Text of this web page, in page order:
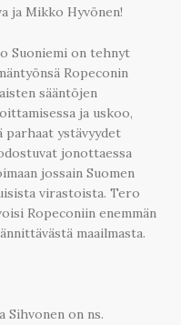
ja Mikko Hyvönen!
Suoniemi on tehnyt
Ropeconin
sääntöjen
ja uskoo,
parhaat ystävyydet
jonottaessa
jossain Suomen
virastoista. Tero
Ropeconiin enemmän
maailmasta.
Sihvonen on ns.